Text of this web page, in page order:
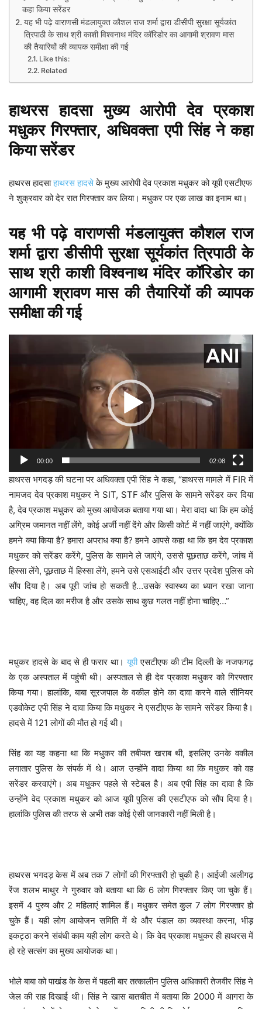
कहा किया सरेंडर
यह भी पढ़े वाराणसी मंडलायुक्त कौशल राज शर्मा द्वारा डीसीपी सुरक्षा सूर्यकांत
त्रिपाठी के साथ श्री काशी विश्वनाथ मंदिर कॉरिडोर का आगामी श्रावण मास
की तैयारियों की व्यापक समीक्षा की गई
Like this:
Related
हाथरस हादसा मुख्य आरोपी देव प्रकाश
मधुकर गिरफ्तार, अधिवक्ता एपी सिंह ने कहा
किया सरेंडर
हाथरस हादसाहाथरस हादसेके मुख्य आरोपी देव प्रकाश मधुकर को यूपी एसटीएफ
ने शुक्रवार को देर रात गिरफ्तार कर लिया। मधुकर पर एक लाख का इनाम था।
यह भी पढ़ेवाराणसी मंडलायुक्त कौशल राज
शर्मा द्वारा डीसीपी सुरक्षा सूर्यकांत त्रिपाठी के
साथ श्री काशी विश्वनाथ मंदिर कॉरिडोर का
आगामी श्रावण मास की तैयारियों की व्यापक
समीक्षा की गई
Player
00:00 02:08
हाथरस भगदड़ की घटना पर अधिवक्ता एपी सिंह ने कहा, “हाथरस मामले में FIR में
नामजद देव प्रकाश मधुकर ने SIT, STF और पुलिस के सामने सरेंडर कर दिया
है, देव प्रकाश मधुकर को मुख्य आयोजक बताया गया था। मेरा वादा था कि हम कोई
अग्रिम जमानत नहीं लेंगे, कोई अर्जी नहीं देंगे और किसी कोर्ट में नहीं जाएंगे, क्योंकि
हमने क्या किया है? हमारा अपराध क्या है? हमने आपसे कहा था कि हम देव प्रकाश
मधुकर को सरेंडर करेंगे, पुलिस के सामने ले जाएंगे, उससे पूछताछ करेंगे, जांच में
हिस्सा लेंगे, पूछताछ में हिस्सा लेंगे, हमने उसे एसआईटी और उत्तर प्रदेश पुलिस को
सौंप दिया है। अब पूरी जांच हो सकती है…उसके स्वास्थ्य का ध्यान रखा जाना
चाहिए, वह दिल का मरीज है और उसके साथ कुछ गलत नहीं होना चाहिए…”
मधुकर हादसे के बाद से ही फरार था।यूपीएसटीएफ की टीम दिल्ली के नजफगढ़
के एक अस्पताल में पहुंची थी। अस्पताल से ही देव प्रकाश मधुकर को गिरफ्तार
किया गया। हालांकि, बाबा सूरजपाल के वकील होने का दावा करने वाले सीनियर
एडवोकेट एपी सिंह ने दावा किया कि मधुकर ने एसटीएफ के सामने सरेंडर किया है।
हादसे में 121 लोगों की मौत हो गई थी।
सिंह का यह कहना था कि मधुकर की तबीयत खराब थी, इसलिए उनके वकील
लगातार पुलिस के संपर्क में थे। आज उन्होंने वादा किया था कि मधुकर को वह
सरेंडर करवाएंगे। अब मधुकर पहले से स्टेबल है। अब एपी सिंह का दावा है कि
उन्होंने वेद प्रकाश मधुकर को आज यूपी पुलिस की एसटीएफ को सौंप दिया है।
हालांकि पुलिस की तरफ से अभी तक कोई ऐसी जानकारी नहीं मिली है।
हाथरस भगदड़ केस में अब तक 7 लोगों की गिरफ्तारी हो चुकी है। आईजी अलीगढ़
रेंज शलभ माथुर ने गुरुवार को बताया था कि 6 लोग गिरफ्तार किए जा चुके हैं।
इसमें 4 पुरुष और 2 महिलाएं शामिल हैं। मधुकर समेत कुल 7 लोग गिरफ्तार हो
चुके हैं। यही लोग आयोजन समिति में थे और पंडाल का व्यवस्था करना, भीड़
इकट्ठा करने संबंधी काम यही लोग करते थे। कि वेद प्रकाश मधुकर ही हाथरस में
हो रहे सत्संग का मुख्य आयोजक था।
भोले बाबा को पाखंड के केस में पहली बार तत्कालीन पुलिस अधिकारी तेजवीर सिंह ने
जेल की राह दिखाई थी। सिंह ने खास बातचीत में बताया कि 2000 में आगरा के